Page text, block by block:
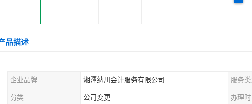
品描述
企业品牌 湘潭纳川会计服务有限公司 服务类
分类 公司变更 办理时